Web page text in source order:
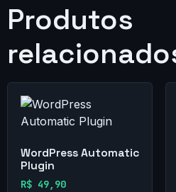
Produtos
WordPress Automatic
Plugin
R$ 49,90